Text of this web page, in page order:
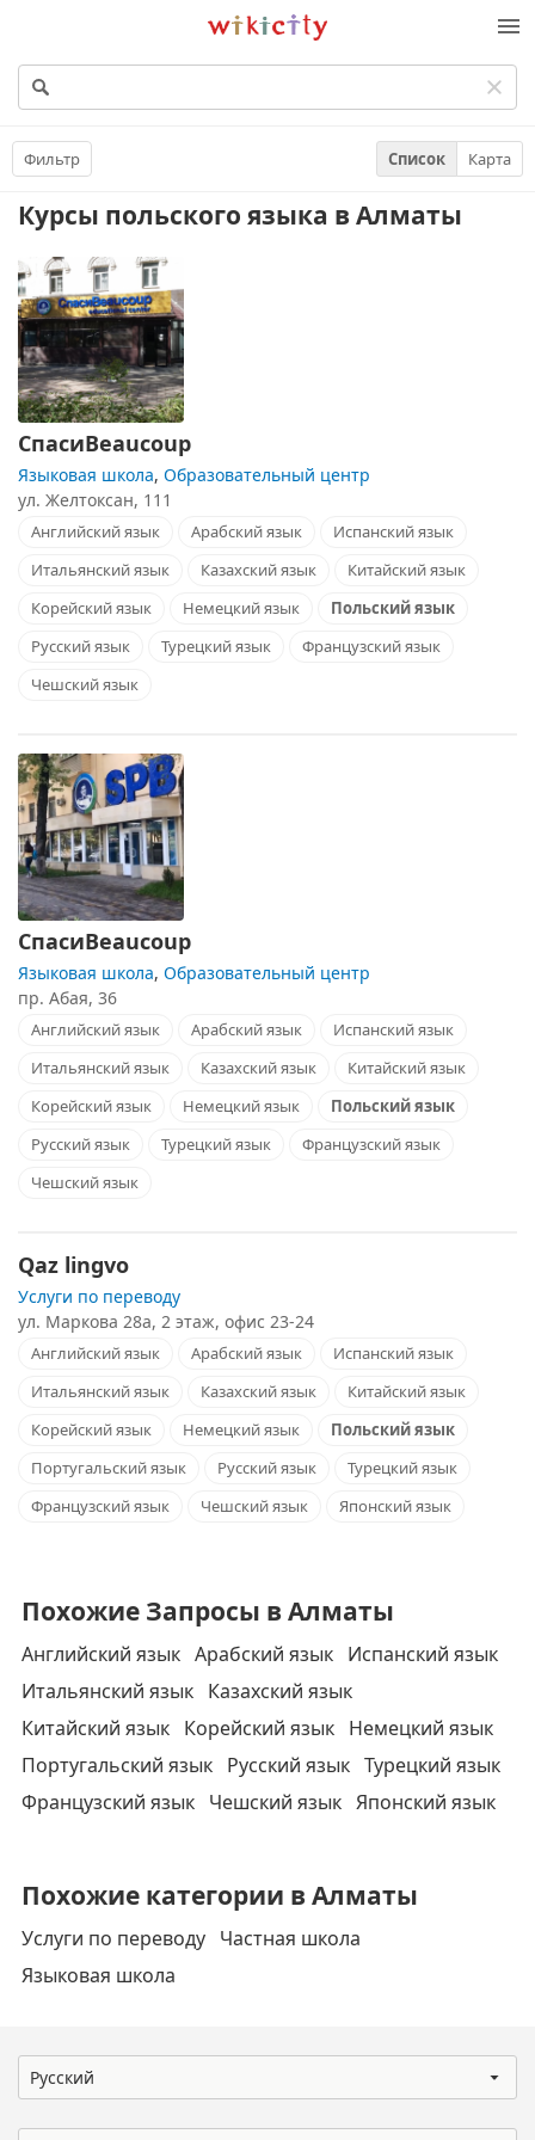
Викисити
Фильтр Список Карта
Курсы польского языка в Алматы
СпасиBeaucoup
Языковая школа, Образовательный центр
ул. Желтоксан, 111
Английский язык Арабский язык
Испанский язык
Итальянский язык
Казахский язык
Китайский язык
Корейский язык
Немецкий язык
Польский язык
Русский язык
Турецкий язык
Французский язык
Чешский язык
СпасиBeaucoup
Языковая школа, Образовательный центр
пр. Абая, 36
Английский язык Арабский язык
Испанский язык
Итальянский язык
Казахский язык
Китайский язык
Корейский язык
Немецкий язык
Польский язык
Русский язык
Турецкий язык
Французский язык
Чешский язык
Qaz lingvo
Услуги по переводу
ул. Маркова 28a, 2 этаж, офис 23-24
Английский язык Арабский язык
Испанский язык
Итальянский язык
Казахский язык
Китайский язык
Корейский язык
Немецкий язык
Польский язык
Португальский язык
Русский язык
Турецкий язык
Французский язык
Чешский язык Японский язык
Похожие Запросы в Алматы
Английский язык Арабский язык Испанский язык
Итальянский язык Казахский язык
Китайский язык Корейский язык Немецкий язык
Португальский язык Русский язык Турецкий язык
Французский язык Чешский язык Японский язык
Похожие категории в Алматы
Услуги по переводу Частная школа
Языковая школа
Русский